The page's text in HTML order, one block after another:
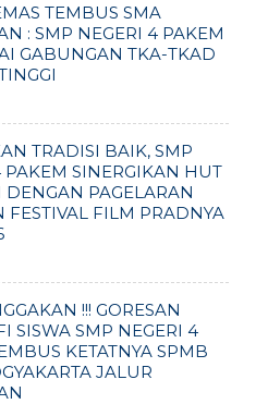
TEMBUS SMA
: SMP NEGERI 4 PAKEM
GABUNGAN TKA-TKAD
TRADISI BAIK, SMP
PAKEM SINERGIKAN HUT
DENGAN PAGELARAN
FESTIVAL FILM PRADNYA
!!! GORESAN
SISWA SMP NEGERI 4
KETATNYA SPMB
JALUR